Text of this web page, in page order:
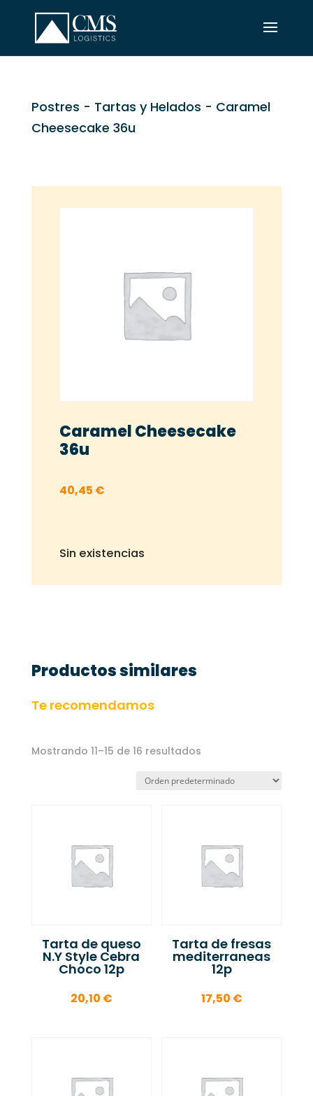
Postres - Tartas y Helados - Caramel
Cheesecake 36u
Caramel Cheesecake
36u
40,45 €
Sin existencias
Productos similares
Te recomendamos
Mostrando 11–15 de 16 resultados
Tarta de queso
N.Y Style Cebra
Choco 12p
20,10 €
Tarta de fresas
mediterraneas
12p
17,50 €